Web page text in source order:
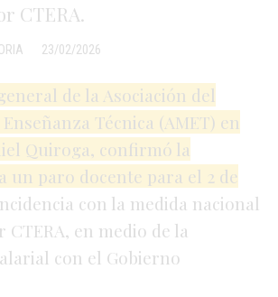
CTERA.
23/02/2026
de la Asociación del
Técnica (AMET) en
Quiroga, confirmó la
un paro docente para el 2 de
con la medida nacional
en medio de la
con el Gobierno